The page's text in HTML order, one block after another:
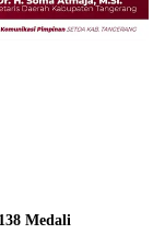
Medali